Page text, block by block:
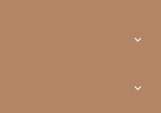
expand_more
expand_more